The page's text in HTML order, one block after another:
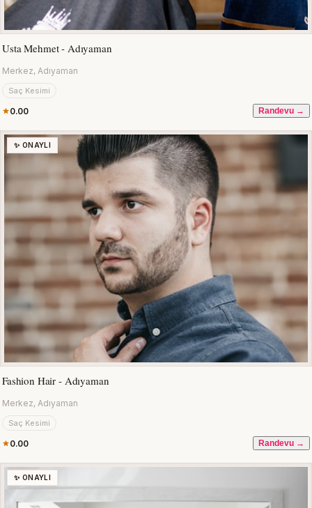
Usta Mehmet - Adıyaman
Merkez, Adıyaman
Saç Kesimi
0.00 Randevu →
✨ ONAYLI
Fashion Hair - Adıyaman
Merkez, Adıyaman
Saç Kesimi
0.00 Randevu →
✨ ONAYLI